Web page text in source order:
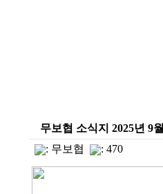
무보협 소식지 2025년 9월
: 무보협 : 470